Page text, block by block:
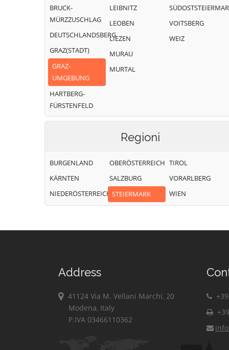
Tobelbad
Wundschuh
BRUCK-
MÜRZZUSCHLAG
DEUTSCHLANDSBERG
GRAZ(STADT)
GRAZ-
UMGEBUNG
HARTBERG-
FÜRSTENFELD
LEIBNITZ
LEOBEN
LIEZEN
MURAU
MURTAL
VOITSBERG
WEIZ
Regioni
BURGENLAND
KÄRNTEN
NIEDERÖSTERREICH
OBERÖSTERREICH
SALZBURG
STEIERMARK
TIROL
VORARLBERG
WIEN
Address
41124 Via M. Vellani Marchi, 20
Modena, Italy
P.IVA 03466110362